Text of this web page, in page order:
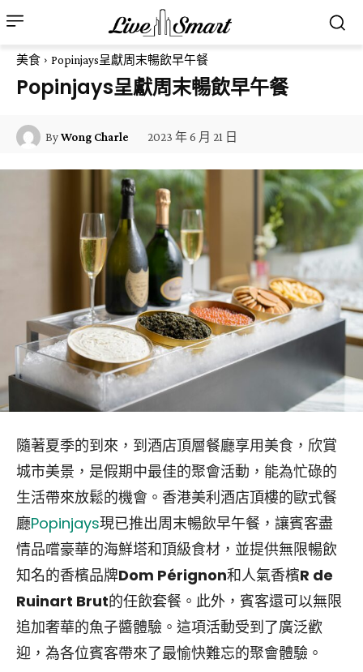
美食 Popinjays呈獻周末暢飲早午餐
Popinjays呈獻周末暢飲早午餐
ByWong Charle 2023 年 6 月 21 日
隨著夏季的到來，到酒店頂層餐廳享用美食，欣賞
城市美景，是假期中最佳的聚會活動，能為忙碌的
生活帶來放鬆的機會。香港美利酒店頂樓的歐式餐
廳Popinjays現已推出周末暢飲早午餐，讓賓客盡
情品嚐豪華的海鮮塔和頂級食材，並提供無限暢飲
知名的香檳品牌Dom Pérignon和人氣香檳R de
Ruinart Brut的任飲套餐。此外，賓客還可以無限
追加奢華的魚子醬體驗。這項活動受到了廣泛歡
迎，為各位賓客帶來了最愉快難忘的聚會體驗。